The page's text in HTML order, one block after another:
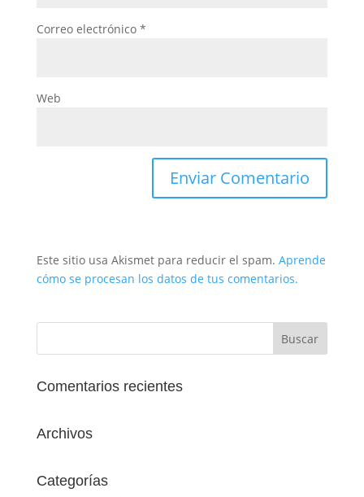
Correo electrónico *
Web
Este sitio usa Akismet para reducir el spam. Aprende
cómo se procesan los datos de tus comentarios.
Comentarios recientes
Archivos
Categorías